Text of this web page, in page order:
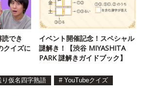
読でき
クイズに
イベント開催記念！スペシャル
謎解き！【渋谷 MIYASHITA
PARK 謎解きガイドブック】
り仮名四字熟語 # YouTubeクイズ